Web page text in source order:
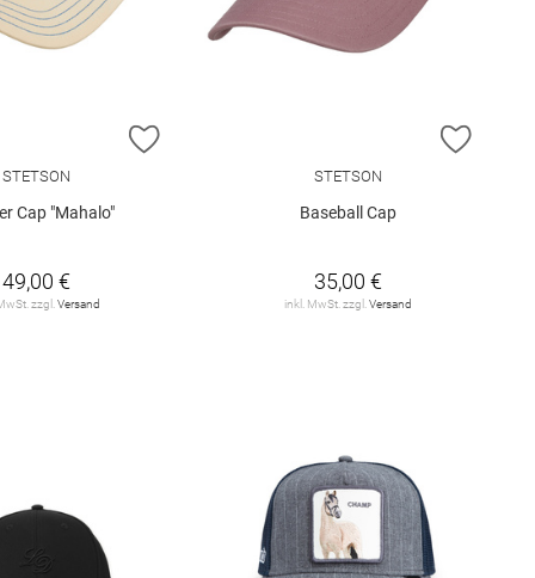
HINZUFÜGEN
STETSON
Cap "Mahalo"
49,00 €
zzgl.Versand
ZUR
STETSON
Baseball Cap
35,00 €
inkl. MwSt. zzgl.Versand